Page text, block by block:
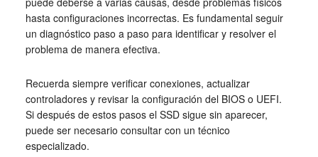
hasta configuraciones incorrectas. Es fundamental seguir
un diagnóstico paso a paso para identificar y resolver el
problema de manera efectiva.
Recuerda siempre verificar conexiones, actualizar
controladores y revisar la configuración del BIOS o UEFI.
Si después de estos pasos el SSD sigue sin aparecer,
puede ser necesario consultar con un técnico
especializado.